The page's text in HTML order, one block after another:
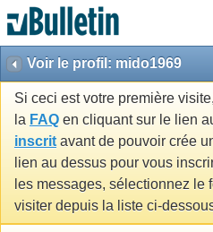
Voir le profil: mido1969
Si ceci est votre première
la FAQ en cliquant sur le lien
inscrit avant de pouvoir crée
lien au dessus pour vous
les messages, sélectionnez le
visiter depuis la liste ci-